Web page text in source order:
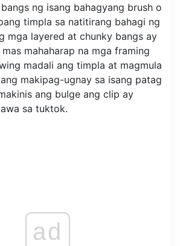
ng isang bahagyang brush o
timpla sa natitirang bahagi ng
mga layered at chunky bangs ay
mahaharap na mga framing
madali ang timpla at magmula
makipag-ugnay sa isang patag
ang bulge ang clip ay
sa tuktok.
ad